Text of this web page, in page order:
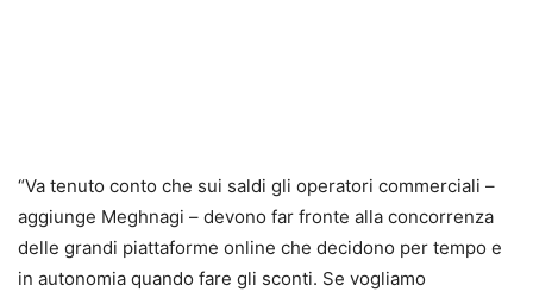
“Va tenuto conto che sui saldi gli operatori commerciali –
aggiunge Meghnagi – devono far fronte alla concorrenza
delle grandi piattaforme online che decidono per tempo e
in autonomia quando fare gli sconti. Se vogliamo